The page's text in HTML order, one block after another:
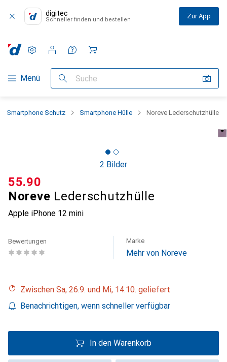
digitec
Schneller finden und bestellen Zur App
Navigation nach Kategorien
Menü Suche
Einstellungen
Kundenkonto
Vergleichslisten
Merklisten
Warenkorb
Smartphone Schutz Smartphone Hülle Noreve Lederschutzhülle
2 Bilder
Noreve Lederschutzhülle
Apple iPhone 12 mini
CHF
55.90
Bewertungen Marke
Mehr von Noreve
Zwischen Sa, 26.9. und Mi, 14.10. geliefert
Benachrichtigen, wenn schneller verfügbar
In den Warenkorb